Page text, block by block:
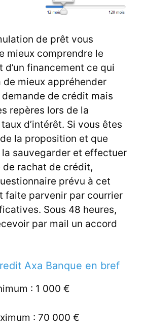
de prêt vous
mieux comprendre le
financement ce qui
mieux appréhender
de crédit mais
repères lors de la
d’intérêt. Si vous êtes
la proposition et que
sauvegarder et effectuer
rachat de crédit,
prévu à cet
faite parvenir par courrier
Sous 48 heures,
par mail un accord
Axa Banque en bref
: 1 000 €
: 70 000 €